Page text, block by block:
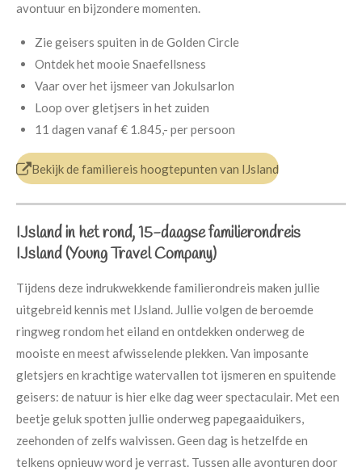
avontuur en bijzondere momenten.
Zie geisers spuiten in de Golden Circle
Ontdek het mooie Snaefellsness
Vaar over het ijsmeer van Jokulsarlon
Loop over gletjsers in het zuiden
11 dagen vanaf€ 1.845,- per persoon
Bekijk de familiereis hoogtepunten van IJsland
IJsland in het rond, 15-daagse familierondreis
IJsland (Young Travel Company)
Tijdens deze indrukwekkende familierondreis maken jullie
uitgebreid kennis met IJsland. Jullie volgen de beroemde
ringweg rondom het eiland en ontdekken onderweg de
mooiste en meest afwisselende plekken. Van imposante
gletsjers en krachtige watervallen tot ijsmeren en spuitende
geisers: de natuur is hier elke dag weer spectaculair. Met een
beetje geluk spotten jullie onderweg papegaaiduikers,
zeehonden of zelfs walvissen. Geen dag is hetzelfde en
telkens opnieuw word je verrast. Tussen alle avonturen door